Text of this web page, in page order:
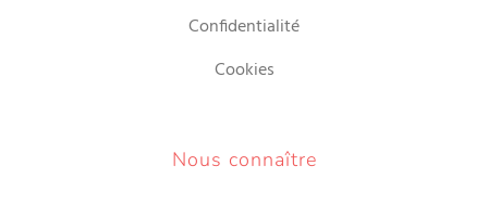
Confidentialité
Cookies
Nous connaître